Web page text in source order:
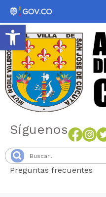
Abrir barra
Síguenos
Preguntas frecuentes